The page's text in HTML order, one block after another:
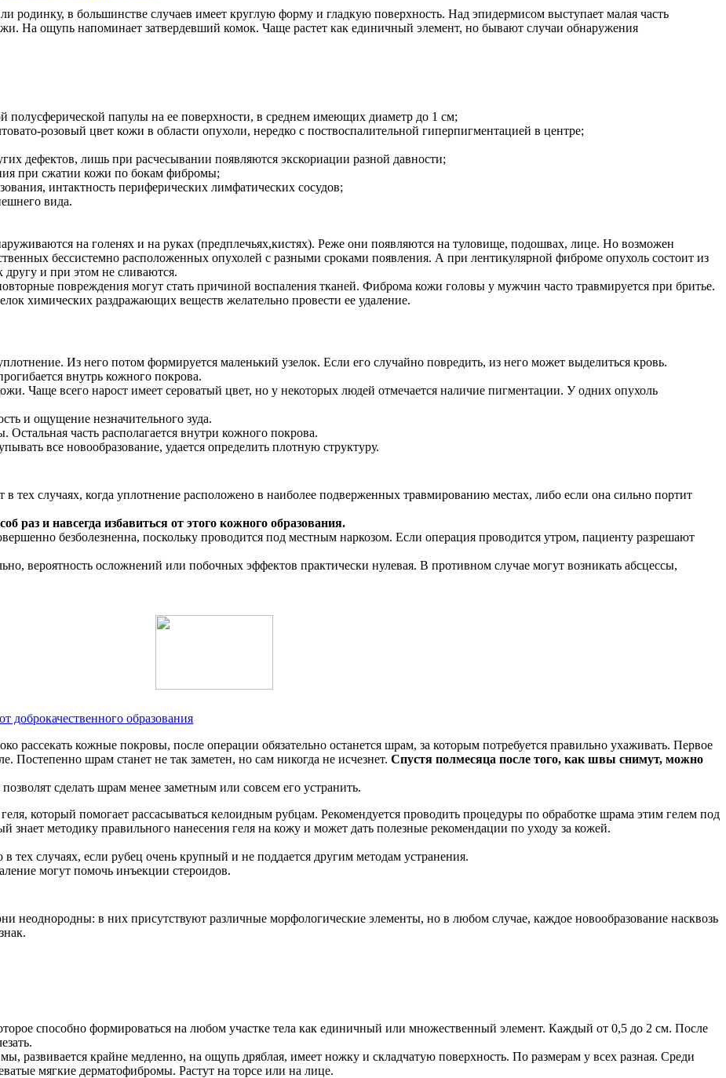
в большинстве случаев имеет круглую форму и гладкую поверхность. Над эпидермисом выступает малая часть
На ощупь напоминает затвердевший комок. Чаще растет как единичный элемент, но бывают случаи обнаружения
полусферической папулы на ее поверхности, в среднем имеющих диаметр до 1 см;
розовый цвет кожи в области опухоли, нередко с поствоспалительной гиперпигментацией в центре;
дефектов, лишь при расчесывании появляются экскориации разной давности;
при сжатии кожи по бокам фибромы;
интактность периферических лимфатических сосудов;
вида.
на голенях и на руках (предплечьях,кистях). Реже они появляются на туловище, подошвах, лице. Но возможен
бессистемно расположенных опухолей с разными сроками появления. А при лентикулярной фиброме опухоль состоит из
и при этом не сливаются.
повреждения могут стать причиной воспаления тканей. Фиброма кожи головы у мужчин часто травмируется при бритье.
химических раздражающих веществ желательно провести ее удаление.
Из него потом формируется маленький узелок. Если его случайно повредить, из него может выделиться кровь.
внутрь кожного покрова.
Чаще всего нарост имеет сероватый цвет, но у некоторых людей отмечается наличие пигментации. У одних опухоль
и ощущение незначительного зуда.
часть располагается внутри кожного покрова.
все новообразование, удается определить плотную структуру.
тех случаях, когда уплотнение расположено в наиболее подверженных травмированию местах, либо если она сильно портит
раз и навсегда избавиться от этого кожного образования.
безболезненна, поскольку проводится под местным наркозом. Если операция проводится утром, пациенту разрешают
вероятность осложнений или побочных эффектов практически нулевая. В противном случае могут возникать абсцессы,
доброкачественного образования
рассекать кожные покровы, после операции обязательно останется шрам, за которым потребуется правильно ухаживать. Первое
Постепенно шрам станет не так заметен, но сам никогда не исчезнет. Спустя полмесяца после того, как швы снимут, можно
сделать шрам менее заметным или совсем его устранить.
который помогает рассасываться келоидным рубцам. Рекомендуется проводить процедуры по обработке шрама этим гелем под
знает методику правильного нанесения геля на кожу и может дать полезные рекомендации по уходу за кожей.
тех случаях, если рубец очень крупный и не поддается другим методам устранения.
могут помочь инъекции стероидов.
неоднородны: в них присутствуют различные морфологические элементы, но в любом случае, каждое новообразование насквозь
способно формироваться на любом участке тела как единичный или множественный элемент. Каждый от 0,5 до 2 см. После
развивается крайне медленно, на ощупь дряблая, имеет ножку и складчатую поверхность. По размерам у всех разная. Среди
мягкие дерматофибромы. Растут на торсе или на лице.